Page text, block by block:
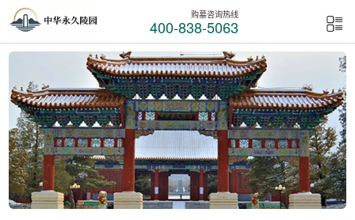
购墓咨询热线
400-838-5063